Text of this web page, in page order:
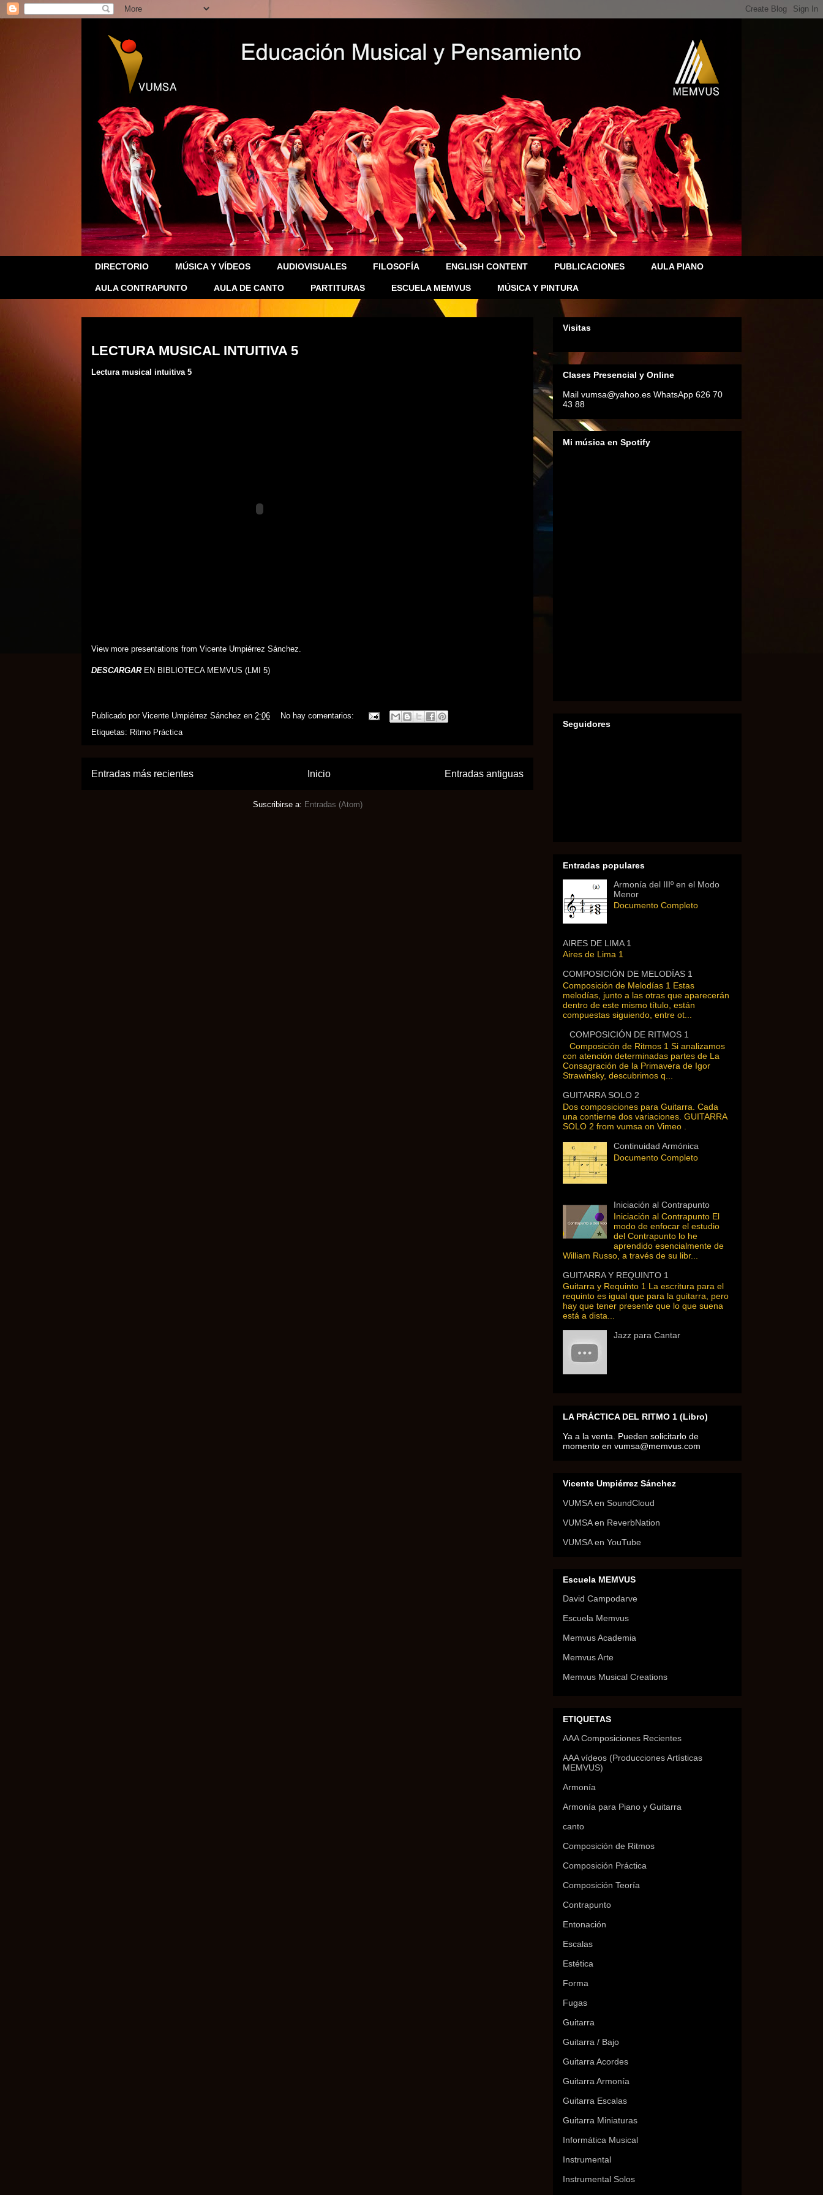
DIRECTORIO MÚSICA Y VÍDEOS AUDIOVISUALES FILOSOFÍA ENGLISH CONTENT PUBLICACIONES AULA PIANO
AULA CONTRAPUNTO AULA DE CANTO PARTITURAS ESCUELA MEMVUS MÚSICA Y PINTURA
LECTURA MUSICAL INTUITIVA 5
Lectura musical intuitiva 5
View more presentations from Vicente Umpiérrez Sánchez
DESCARGAREN BIBLIOTECA MEMVUS (LMI 5)
Publicado por Vicente Umpiérrez Sánchez en 2:06
No hay comentarios:
Etiquetas: Ritmo Práctica
Entradas más recientes Entradas antiguas
Inicio
Suscribirse a: Entradas (Atom)
Visitas
Clases Presencial y Online
Mail vumsa@yahoo.es WhatsApp 626 70
43 88
Mi música en Spotify
Seguidores
Entradas populares
Armonía del IIIº en el Modo
Menor
Documento Completo
AIRES DE LIMA 1
Aires de Lima 1
COMPOSICIÓN DE MELODÍAS 1
Composición de Melodías 1 Estas
melodías, junto a las otras que aparecerán
dentro de este mismo título, están
compuestas siguiendo, entre ot...
COMPOSICIÓN DE RITMOS 1
Composición de Ritmos 1 Si analizamos
con atención determinadas partes de La
Consagración de la Primavera de Igor
Strawinsky, descubrimos q...
GUITARRA SOLO 2
Dos composiciones para Guitarra. Cada
una contierne dos variaciones. GUITARRA
SOLO 2 from vumsa on Vimeo .
Continuidad Armónica
Documento Completo
Iniciación al Contrapunto
Iniciación al Contrapunto El
modo de enfocar el estudio
del Contrapunto lo he
aprendido esencialmente de
William Russo, a través de su libr...
GUITARRA Y REQUINTO 1
Guitarra y Requinto 1 La escritura para el
requinto es igual que para la guitarra, pero
hay que tener presente que lo que suena
está a dista...
Jazz para Cantar
LA PRÁCTICA DEL RITMO 1 (Libro)
Ya a la venta. Pueden solicitarlo de
momento en vumsa@memvus.com
Vicente Umpiérrez Sánchez
VUMSA en SoundCloud
VUMSA en ReverbNation
VUMSA en YouTube
Escuela MEMVUS
David Campodarve
Escuela Memvus
Memvus Academia
Memvus Arte
Memvus Musical Creations
ETIQUETAS
AAA Composiciones Recientes
AAA vídeos (Producciones Artísticas
MEMVUS)
Armonía
Armonía para Piano y Guitarra
canto
Composición de Ritmos
Composición Práctica
Composición Teoría
Contrapunto
Entonación
Escalas
Estética
Forma
Fugas
Guitarra
Guitarra / Bajo
Guitarra Acordes
Guitarra Armonía
Guitarra Escalas
Guitarra Miniaturas
Informática Musical
Instrumental
Instrumental Solos